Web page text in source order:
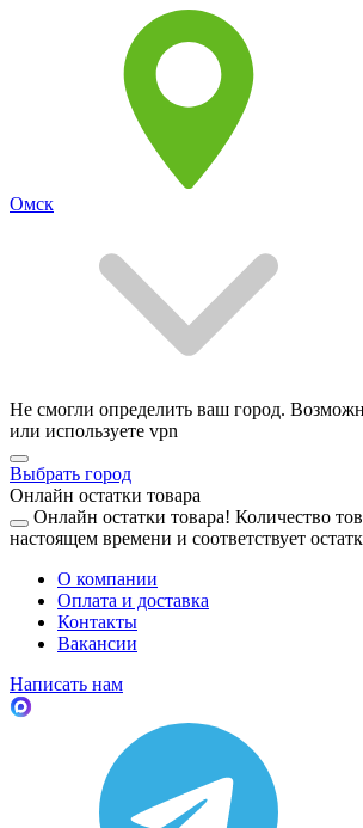
Омск
Не смогли определить ваш город.
или используете vpn
Выбрать город
Онлайн остатки товара
Онлайн остатки товара! Количество
настоящем времени и соответствует
О компании
Оплата и доставка
Контакты
Вакансии
Написать нам